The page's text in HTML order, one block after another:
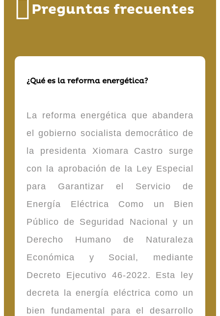
Preguntas frecuentes
¿Qué es la reforma energética?
La reforma energética que abandera
el gobierno socialista democrático de
la presidenta Xiomara Castro surge
con la aprobación de la Ley Especial
para Garantizar el Servicio de
Energía Eléctrica Como un Bien
Público de Seguridad Nacional y un
Derecho Humano de Naturaleza
Económica y Social, mediante
Decreto Ejecutivo 46-2022. Esta ley
decreta la energía eléctrica como un
bien fundamental para el desarrollo